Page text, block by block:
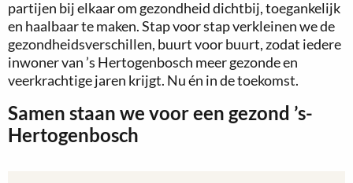
partijen bij elkaar om gezondheid dichtbij, toegankelijk
en haalbaar te maken. Stap voor stap verkleinen we de
gezondheidsverschillen, buurt voor buurt, zodat iedere
inwoner van ’s Hertogenbosch meer gezonde en
veerkrachtige jaren krijgt. Nu én in de toekomst.
Samen staan we voor een gezond ’s-
Hertogenbosch